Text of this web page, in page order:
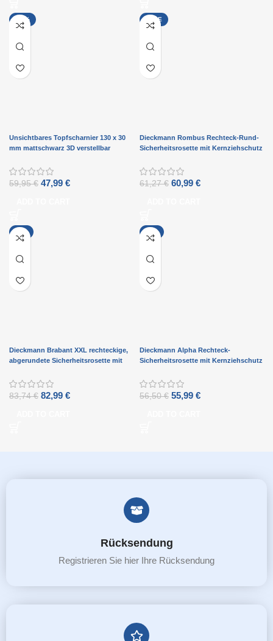
-20%
Unsichtbares Topfscharnier 130 x 30
mm mattschwarz 3D verstellbar
59,95€ 47,99 €
SALE
Dieckmann Rombus Rechteck-Rund-
Sicherheitsrosette mit Kernziehschutz
61,27€ 60,99 €
-1%
Dieckmann Brabant XXL rechteckige,
abgerundete Sicherheitsrosette mit
83,74€ 82,99 €
-1%
Dieckmann Alpha Rechteck-
Sicherheitsrosette mit Kernziehschutz
56,50€ 55,99 €
Rücksendung
Registrieren Sie hier Ihre Rücksendung